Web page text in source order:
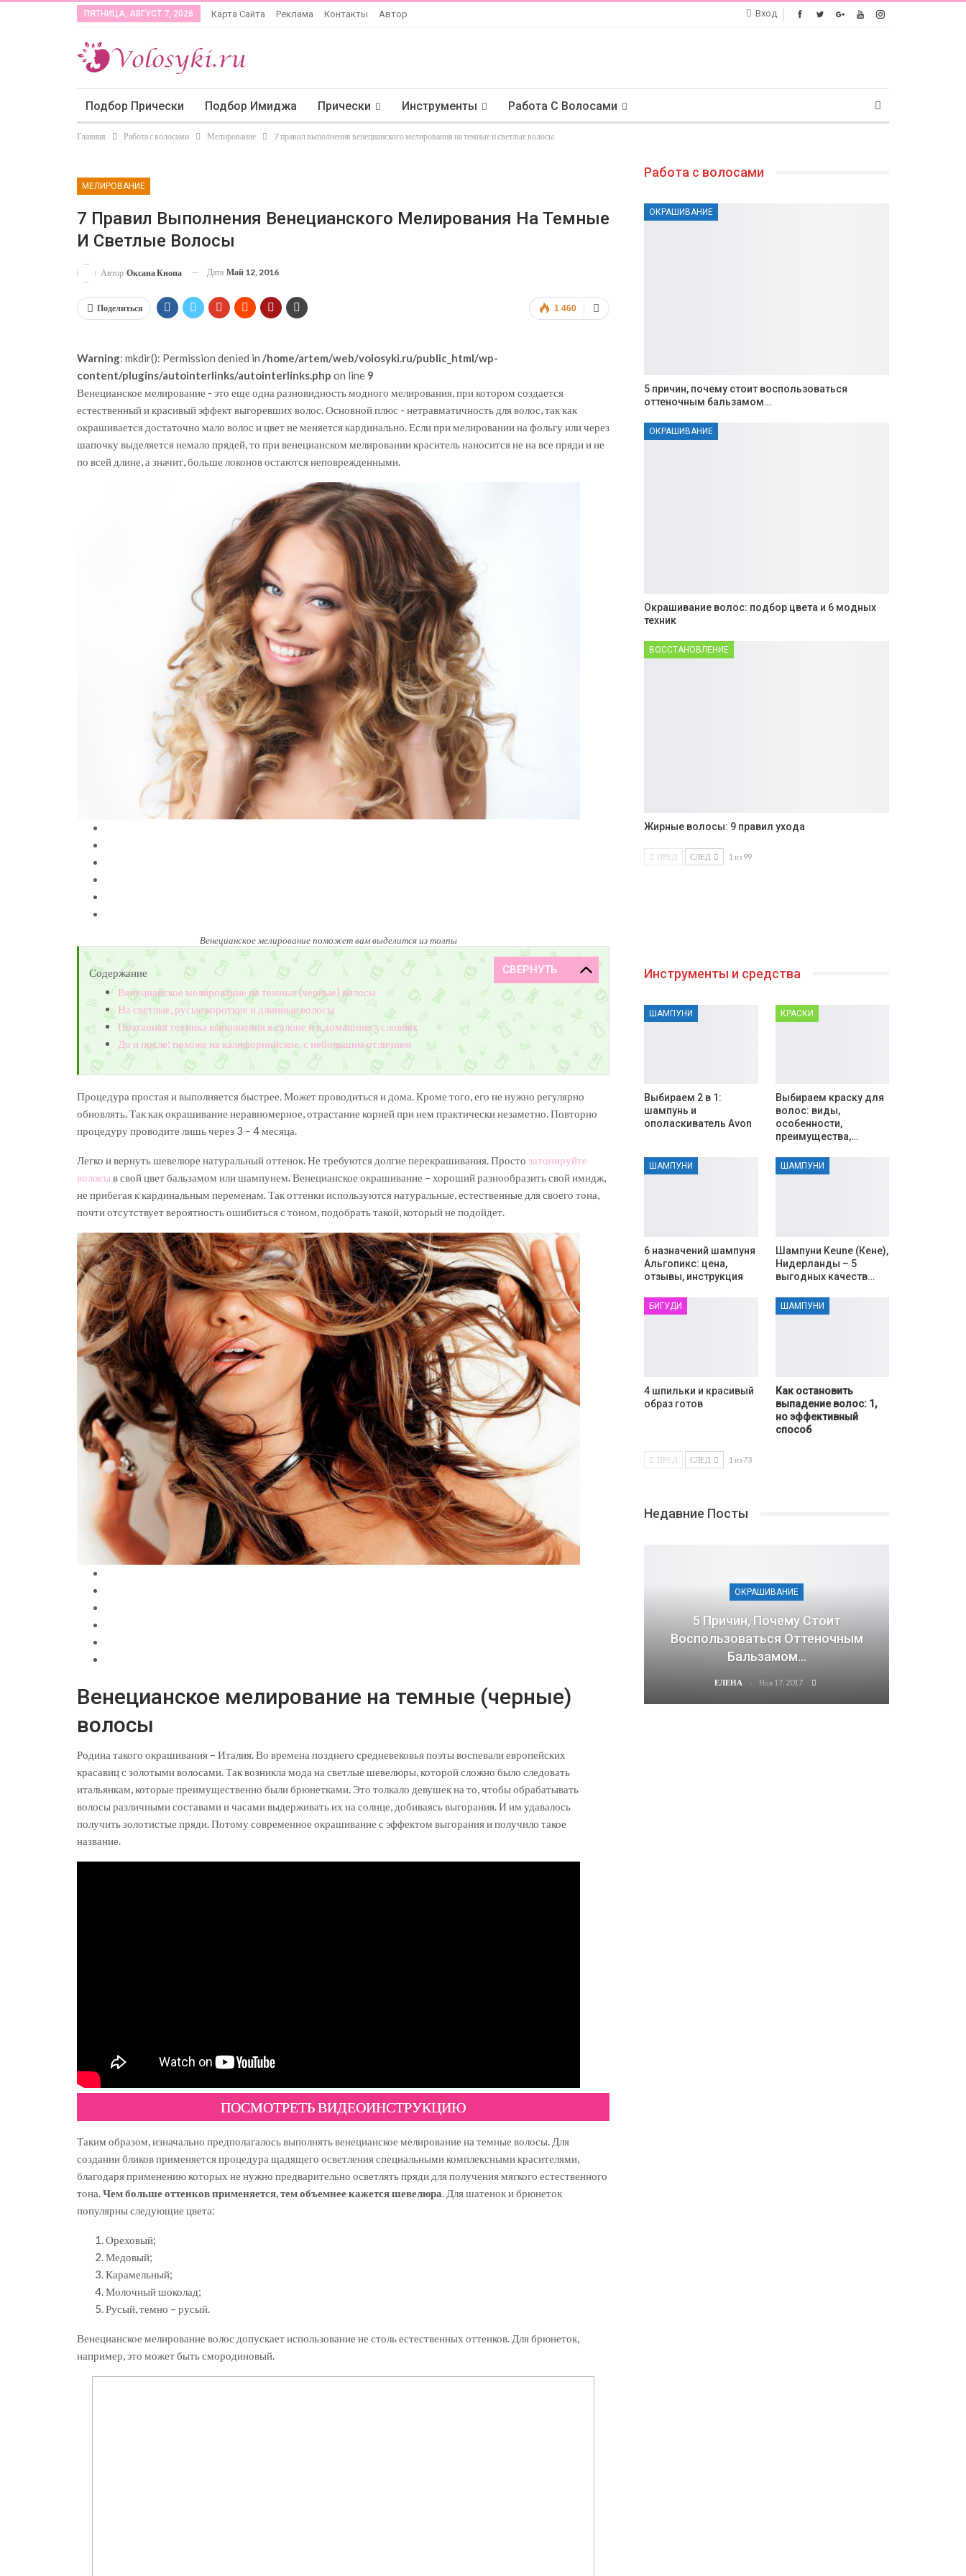
Вход
ПЯТНИЦА, АВГУСТ 7, 2026 Карта Сайта Реклама Контакты Автор
Подбор Прически Подбор Имиджа Прически Инструменты Работа С Волосами
Главная Работа с волосами Мелирование 7 правил выполнения венецианского мелирования на темные и светлые волосы
МЕЛИРОВАНИЕ
7 Правил Выполнения Венецианского Мелирования На Темные
И Светлые Волосы
Автор Оксана Кнопа Дата Май 12, 2016
1 460
Поделиться
Warning: mkdir(): Permission denied in /home/artem/web/volosyki.ru/public_html/wp-
content/plugins/autointerlinks/autointerlinks.php on line 9
Венецианское мелирование - это еще одна разновидность модного мелирования, при котором создается
естественный и красивый эффект выгоревших волос. Основной плюс - нетравматичность для волос, так как
окрашивается достаточно мало волос и цвет не меняется кардинально. Если при мелировании на фольгу или через
шапочку выделяется немало прядей, то при венецианском мелировании краситель наносится не на все пряди и не
по всей длине, а значит, больше локонов остаются неповрежденными.
Венецианское мелирование поможет вам выделится из толпы
Содержание
Венецианское мелирование на темные (черные) волосы
На светлые, русые короткие и длинные волосы
Поэтапная техника выполнения в салоне и в домашних условиях
До и после: похоже на калифорнийское, с небольшим отличием
Процедура простая и выполняется быстрее. Может проводиться и дома. Кроме того, его не нужно регулярно
обновлять. Так как окрашивание неравномерное, отрастание корней при нем практически незаметно. Повторно
процедуру проводите лишь через 3 – 4 месяца.
Легко и вернуть шевелюре натуральный оттенок. Не требуются долгие перекрашивания. Просто затонируйте
волосыв свой цвет бальзамом или шампунем. Венецианское окрашивание – хороший разнообразить свой имидж,
не прибегая к кардинальным переменам. Так оттенки используются натуральные, естественные для своего тона,
почти отсутствует вероятность ошибиться с тоном, подобрать такой, который не подойдет.
Венецианское мелирование на темные (черные)
волосы
Родина такого окрашивания – Италия. Во времена позднего средневековья поэты воспевали европейских
красавиц с золотыми волосами. Так возникла мода на светлые шевелюры, которой сложно было следовать
итальянкам, которые преимущественно были брюнетками. Это толкало девушек на то, чтобы обрабатывать
волосы различными составами и часами выдерживать их на солнце, добиваясь выгорания. И им удавалось
получить золотистые пряди. Потому современное окрашивание с эффектом выгорания и получило такое
название.
ПОСМОТРЕТЬ ВИДЕОИНСТРУКЦИЮ
Таким образом, изначально предполагалось выполнять венецианское мелирование на темные волосы. Для
создании бликов применяется процедура щадящего осветления специальными комплексными красителями,
благодаря применению которых не нужно предварительно осветлять пряди для получения мягкого естественного
тона.Чем больше оттенков применяется, тем объемнее кажется шевелюра. Для шатенок и брюнеток
популярны следующие цвета:
Ореховый;
Медовый;
Карамельный;
Молочный шоколад;
Русый, темно – русый.
Венецианское мелирование волос допускает использование не столь естественных оттенков. Для брюнеток,
например, это может быть смородиновый.
Работа с волосами
ОКРАШИВАНИЕ
5 причин, почему стоит воспользоваться
оттеночным бальзамом…
ОКРАШИВАНИЕ
Окрашивание волос: подбор цвета и 6 модных
техник
ВОССТАНОВЛЕНИЕ
Жирные волосы: 9 правил ухода
ПРЕД СЛЕД 1 из 99
Инструменты и средства
ШАМПУНИ
Выбираем 2 в 1:
шампунь и
ополаскиватель Avon
КРАСКИ
Выбираем краску для
волос: виды,
особенности,
преимущества,…
ШАМПУНИ
6 назначений шампуня
Альгопикс: цена,
отзывы, инструкция
ШАМПУНИ
Шампуни Keune (Кене),
Нидерланды – 5
выгодных качеств…
БИГУДИ
4 шпильки и красивый
образ готов
ШАМПУНИ
Как остановить
выпадение волос: 1,
но эффективный
способ
ПРЕД СЛЕД 1 из 73
Недавние Посты
ОКРАШИВАНИЕ
5 Причин, Почему Стоит
Воспользоваться Оттеночным
Бальзамом…
ЕЛЕНА Ноя 17, 2017